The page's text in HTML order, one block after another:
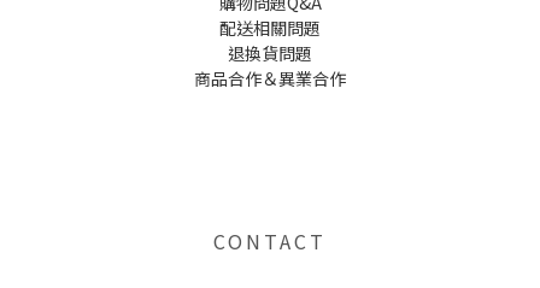
配送相關問題
退換貨問題
商品合作＆異業合作
CONTACT